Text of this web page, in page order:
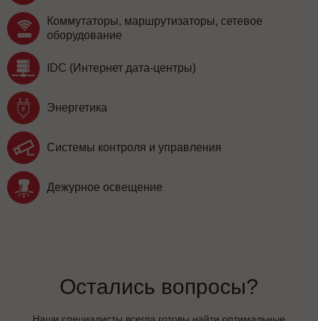
Коммутаторы, маршрутизаторы, сетевое
оборудование
IDC (Интернет дата-центры)
Энергетика
Системы контроля и управления
Дежурное освещение
Остались вопросы?